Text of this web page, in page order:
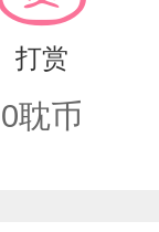
着手中的
打赏
0耽币